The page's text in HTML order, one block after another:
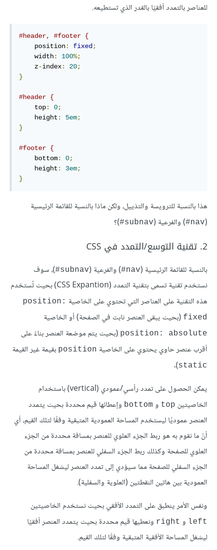
للعناصر بالتمدد أفقيًا بالقدر الذي تستطيعه.
#header, #footer {
    position
: fixed ;
    width
: 100%;
    z
-index: 20;
}
#header {
    top
: 0;
    height
: 5em;
}
#footer {
    bottom
: 0;
    height
: 3em;
}
هذا بالنسبة للترويسة والتذييل، ولكن ماذا بالنسبة للقائمة الرئيسية
(
nav
#) والفرعية (subnav
#)؟
2. تقنية التوسع/التمدد في CSS
بالنسبة للقائمة الرئيسية (nav
#) والفرعية (subnav
#)، سوف
نستخدم تقنية تسمى بتقنية التمدد (CSS Expantion) بحيث تُستخدم
هذه التقنية على العناصر التي تحتوي على الخاصية position:
fixed (بحيث يبقى العنصر ثابت في الصفحة) أو الخاصية
position: absolute (بحيث يتم موضعة العنصر بناءً على
أقرب عنصر حاوي يحتوي على الخاصية position بقيمة غير القيمة
static
).
يمكن الحصول على تمدد رأسي/عمودي (vertical) باستخدام
الخاصيتين top و bottom وإعطائها قيم محددة بحيث يتمدد
العنصر عموديًا ليستخدم المساحة العمودية المتبقية وفقًا لتلك القيم، أي
أنّ ما نقوم به هو ربط الجزء العلوي للعنصر بمسافة محددة من الجزء
العلوي للصفحة وكذلك ربط الجزء السفلي للعنصر بمسافة محددة من
الجزء السفلي للصفحة مما سيؤدي إلى تمدد العنصر ليشغل المساحة
العمودية بين هاتين النقطتين (العلوية والسفلية).
ونفس الأمر ينطبق على التمدد الأفقي بحيث نستخدم الخاصيتين
left و right ونعطيها قيم محددة بحيث يتمدد العنصر أفقيًا
ليشغل المساحة الأفقية المتبقية وفقًا لتلك القيم.